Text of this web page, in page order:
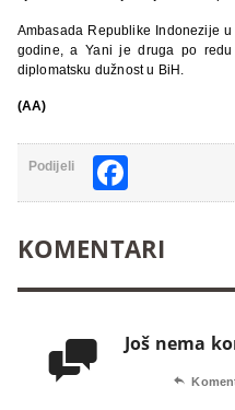
Ambasada Republike Indonezije
godine, a Yani je druga po
diplomatsku dužnost u BiH.
(AA)
Podijeli
KOMENTARI
 Još nema
